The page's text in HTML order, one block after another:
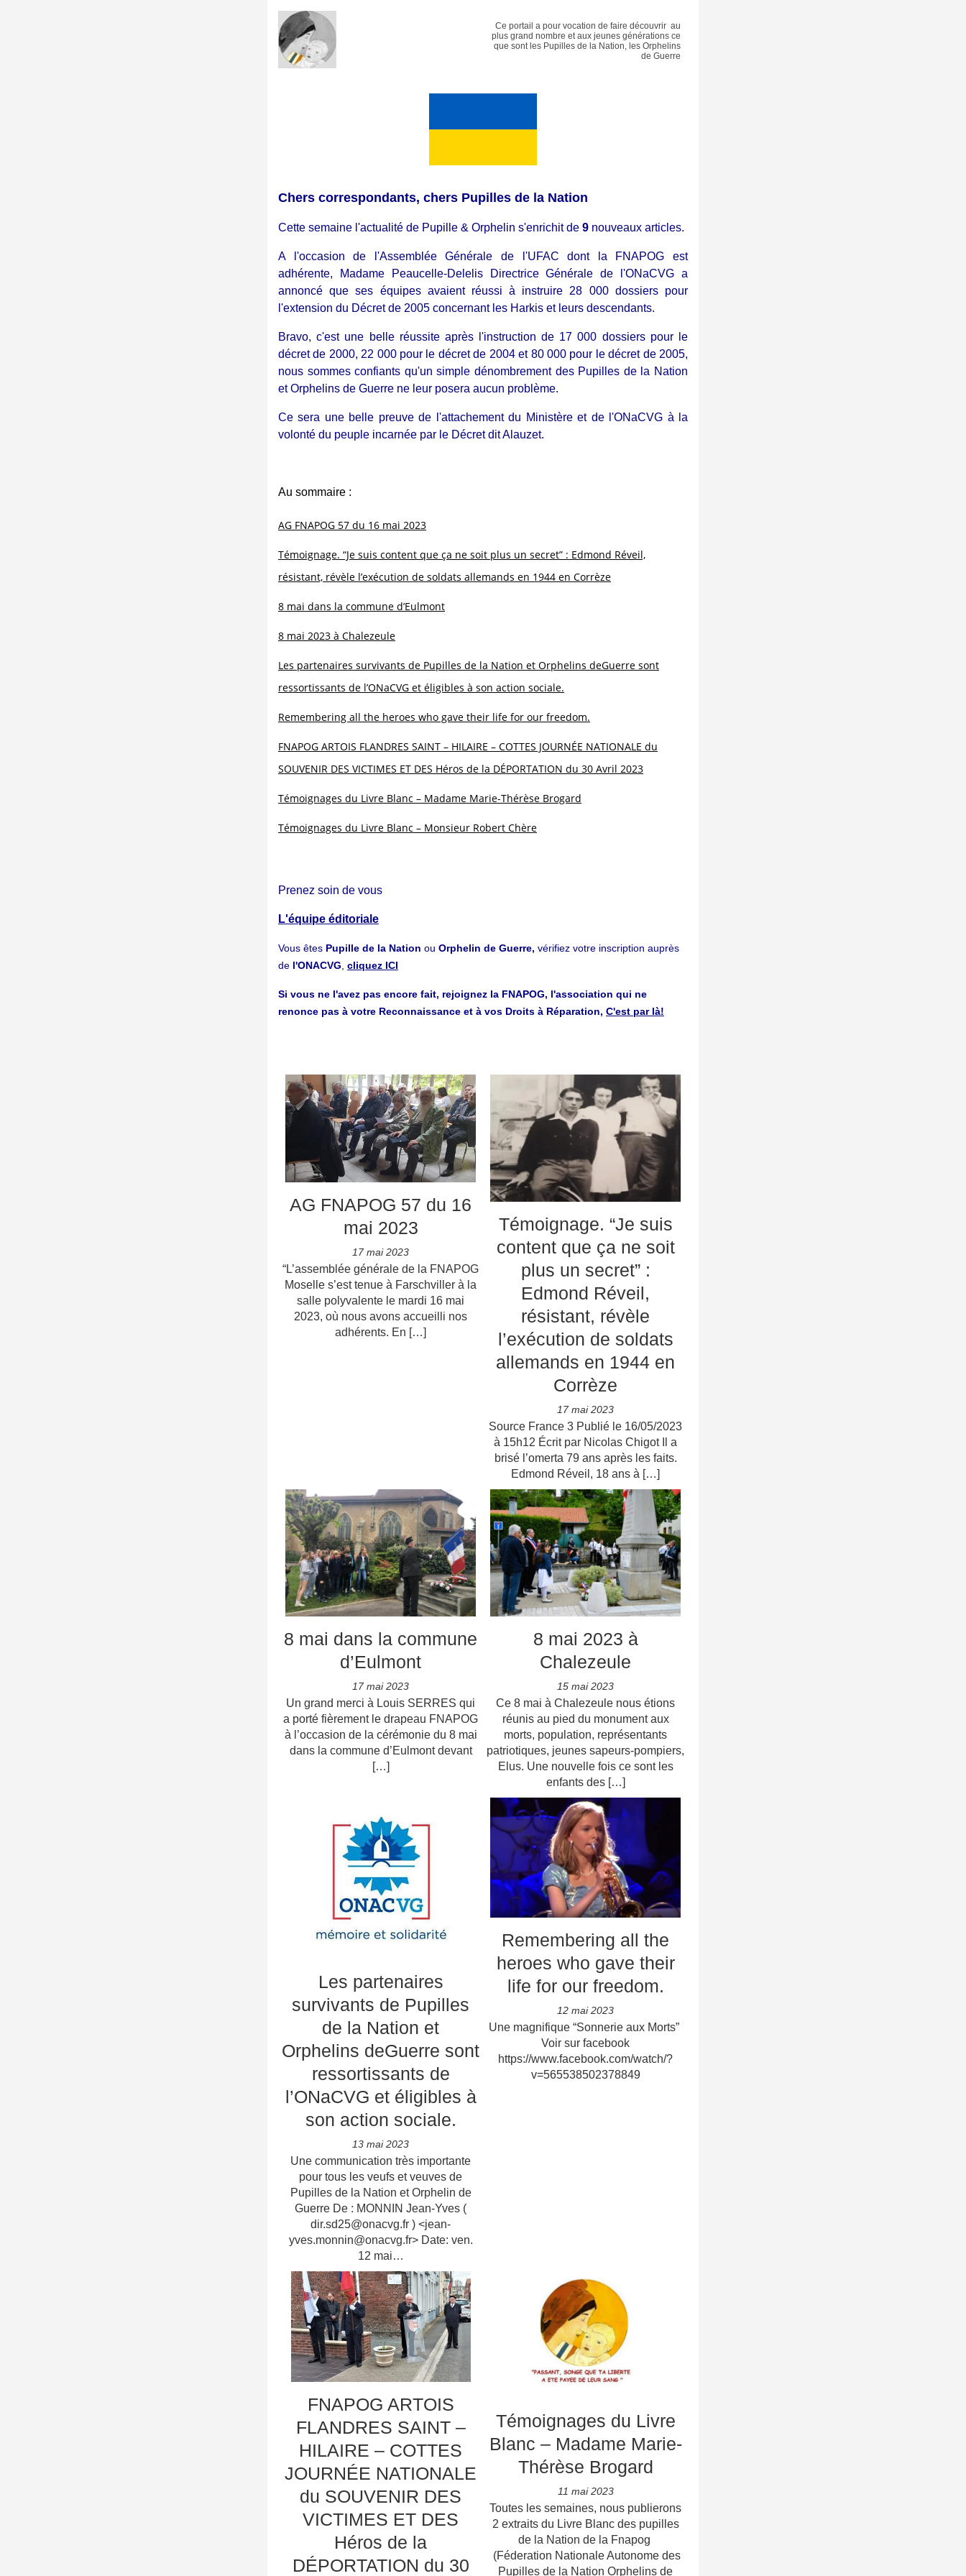
Ce portail a pour vocation de faire découvrir au
plus grand nombre et aux jeunes générations ce
que sont les Pupilles de la Nation, les Orphelins
de Guerre
Chers correspondants, chers Pupilles de la Nation
Cette semaine l'actualité de Pupille & Orphelin s'enrichit de 9 nouveaux articles.
A l'occasion de l'Assemblée Générale de l'UFAC dont la FNAPOG est
adhérente, Madame Peaucelle-Delelis Directrice Générale de l'ONaCVG a
annoncé que ses équipes avaient réussi à instruire 28 000 dossiers pour
l'extension du Décret de 2005 concernant les Harkis et leurs descendants.
Bravo, c'est une belle réussite après l'instruction de 17 000 dossiers pour le
décret de 2000, 22 000 pour le décret de 2004 et 80 000 pour le décret de 2005,
nous sommes confiants qu'un simple dénombrement des Pupilles de la Nation
et Orphelins de Guerre ne leur posera aucun problème.
Ce sera une belle preuve de l'attachement du Ministère et de l'ONaCVG à la
volonté du peuple incarnée par le Décret dit Alauzet.
Au sommaire :
AG FNAPOG 57 du 16 mai 2023
Témoignage. “Je suis content que ça ne soit plus un secret” : Edmond Réveil,
résistant, révèle l’exécution de soldats allemands en 1944 en Corrèze
8 mai dans la commune d’Eulmont
8 mai 2023 à Chalezeule
Les partenaires survivants de Pupilles de la Nation et Orphelins deGuerre sont
ressortissants de l’ONaCVG et éligibles à son action sociale.
Remembering all the heroes who gave their life for our freedom.
FNAPOG ARTOIS FLANDRES SAINT – HILAIRE – COTTES JOURNÉE NATIONALE du
SOUVENIR DES VICTIMES ET DES Héros de la DÉPORTATION du 30 Avril 2023
Témoignages du Livre Blanc – Madame Marie-Thérèse Brogard
Témoignages du Livre Blanc – Monsieur Robert Chère
Prenez soin de vous
L'équipe éditoriale
Vous êtes Pupille de la Nation ou Orphelin de Guerre, vérifiez votre inscription auprès
de l'ONACVG cliquez ICI
Si vous ne l'avez pas encore fait, rejoignez la FNAPOG, l'association qui ne
renonce pas à votre Reconnaissance et à vos Droits à Réparation, C'est par là!
AG FNAPOG 57 du 16
mai 2023
17 mai 2023
“L’assemblée générale de la FNAPOG
Moselle s’est tenue à Farschviller à la
salle polyvalente le mardi 16 mai
2023, où nous avons accueilli nos
adhérents. En […]
Témoignage. “Je suis
content que ça ne soit
plus un secret” :
Edmond Réveil,
résistant, révèle
l’exécution de soldats
allemands en 1944 en
Corrèze
17 mai 2023
Source France 3 Publié le 16/05/2023
à 15h12 Écrit par Nicolas Chigot Il a
brisé l’omerta 79 ans après les faits.
Edmond Réveil, 18 ans à […]
8 mai dans la commune
d’Eulmont
17 mai 2023
Un grand merci à Louis SERRES qui
a porté fièrement le drapeau FNAPOG
à l’occasion de la cérémonie du 8 mai
dans la commune d’Eulmont devant
[…]
8 mai 2023 à
Chalezeule
15 mai 2023
Ce 8 mai à Chalezeule nous étions
réunis au pied du monument aux
morts, population, représentants
patriotiques, jeunes sapeurs-pompiers,
Elus. Une nouvelle fois ce sont les
enfants des […]
Les partenaires
survivants de Pupilles
de la Nation et
Orphelins deGuerre sont
ressortissants de
l’ONaCVG et éligibles à
son action sociale.
13 mai 2023
Une communication très importante
pour tous les veufs et veuves de
Pupilles de la Nation et Orphelin de
Guerre De : MONNIN Jean-Yves (
dir.sd25@onacvg.fr ) <jean-
yves.monnin@onacvg.fr> Date: ven.
12 mai…
Remembering all the
heroes who gave their
life for our freedom.
12 mai 2023
Une magnifique “Sonnerie aux Morts”
Voir sur facebook
https://www.facebook.com/watch/?
v=565538502378849
FNAPOG ARTOIS
FLANDRES SAINT –
HILAIRE – COTTES
JOURNÉE NATIONALE
du SOUVENIR DES
VICTIMES ET DES
Héros de la
DÉPORTATION du 30
Témoignages du Livre
Blanc – Madame Marie-
Thérèse Brogard
11 mai 2023
Toutes les semaines, nous publierons
2 extraits du Livre Blanc des pupilles
de la Nation de la Fnapog
(Féderation Nationale Autonome des
Pupilles de la Nation Orphelins de